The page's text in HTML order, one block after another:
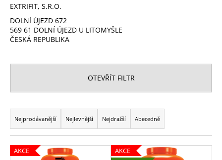
EXTRIFIT, S.R.O.
DOLNÍ ÚJEZD 672
569 61 DOLNÍ ÚJEZD U LITOMYŠLE
ČESKÁ REPUBLIKA
OTEVŘÍT FILTR
Ř
a
z
e
Nejprodávanější Nejlevnější Nejdražší Abecedně
VAKCE
AKCE
b
u
j
e
t
j
í
t
?